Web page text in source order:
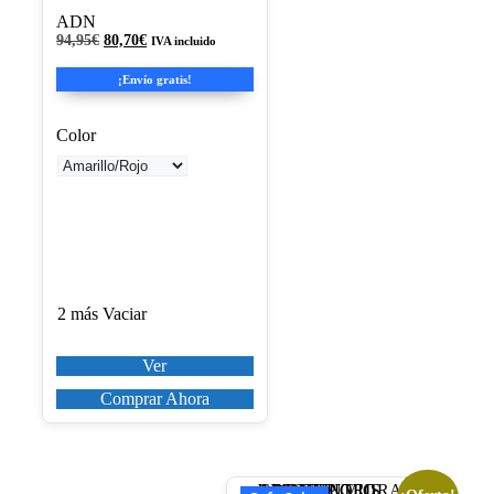
ADN
94,95€ El
original
era:
80,70€El
actual
es:
IVA incluido
¡Envío gratis!
Color
2 más Vaciar
Ver
opciones
se
en
página
de
Comprar Ahora